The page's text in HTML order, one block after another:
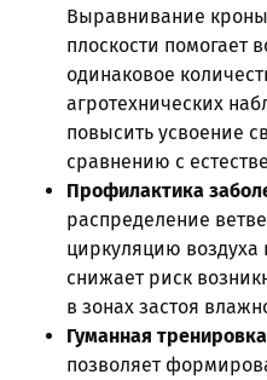
Выравнивание кроны
плоскости помогает
одинаковое
агротехнических
повысить усвоение
сравнению с
Профилактика
распределение
циркуляцию воздуха
снижает риск
в зонах застоя
Гуманная
позволяет